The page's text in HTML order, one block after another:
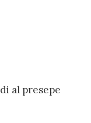
al presepe